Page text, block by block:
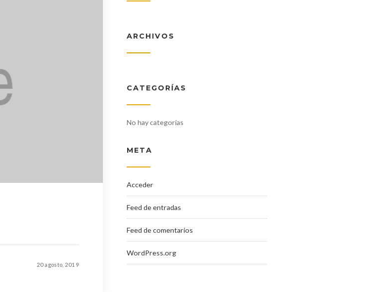
20 agosto, 2019
ARCHIVOS
CATEGORÍAS
No hay categorías
META
Acceder
Feed de entradas
Feed de comentarios
WordPress.org